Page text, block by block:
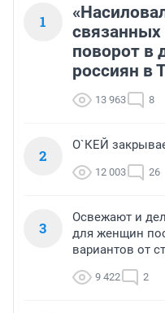
1
поворот в
россиян в
13 963 8
2
О`КЕЙ
12 003 26
3
Освежают и
для женщин
вариантов от
9 422 2